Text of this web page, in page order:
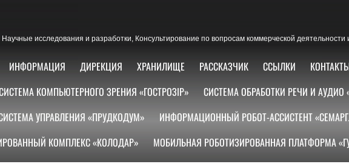
исследования и разработки, Консультирование по вопросам коммерческой деятельности
ИНФОРМАЦИЯ ДИРЕКЦИЯ ХРАНИЛИЩЕ РАССКАЗЧИК ССЫЛКИ
КОМПЬЮТЕРНОГО ЗРЕНИЯ «ГОСТРОЗІР»
СИСТЕМА ОБРАБОТКИ РЕЧИ И АУДИО
УПРАВЛЕНИЯ «ПРУДКОДУМ»
ИНФОРМАЦИОННЫЙ РОБОТ-АССИСТЕНТ
КОМПЛЕКС «КОЛОДАР»
МОБИЛЬНАЯ РОБОТИЗИРОВАННАЯ ПЛАТФОРМА